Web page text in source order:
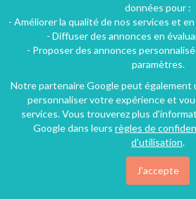
53€/nuit
données pour :
- Améliorer la qualité de nos services et
- Diffuser des annonces en
- Proposer des annonces
paramètres.
Notre partenaire Google peut également
personnaliser votre expérience et
services. Vous trouverez plus
Google dans leurs règles de
d'utilisation.
J'accepte